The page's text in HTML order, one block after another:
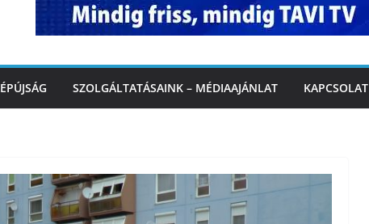
SZOLGÁLTATÁSAINK – MÉDIAAJÁNLAT KAPCSOLAT